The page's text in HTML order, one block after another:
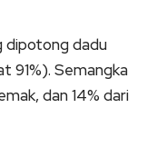
dipotong dadu
91%). Semangka
dan 14% dari